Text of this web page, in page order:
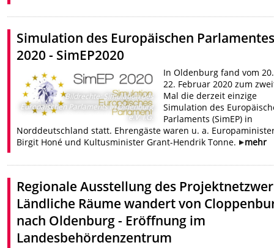
Simulation des Europäischen
2020 - SimEP2020
Bildrechte: Simulation des
Europäischen Parlaments in Oldenburg
e.V. i.G.
In Oldenburg fand vom
22. Februar 2020 zum
Mal die derzeit einzige
Simulation des
Parlaments (SimEP) in
Norddeutschland statt. Ehrengäste waren u. a.
Birgit Honé und Kultusminister Grant-Hendrik Tonne.
mehr
Regionale Ausstellung des
Ländliche Räume wandert von
nach Oldenburg - Eröffnung im
Landesbehördenzentrum